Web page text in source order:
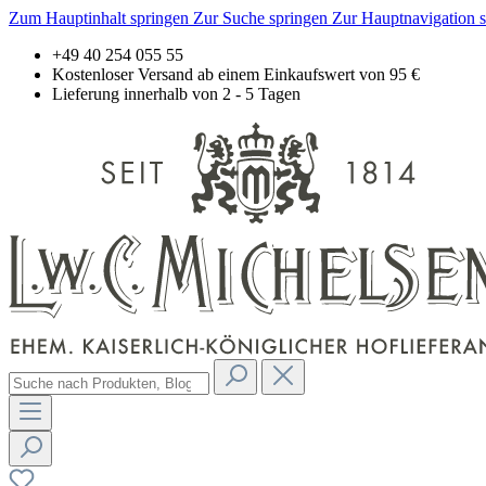
Zum Hauptinhalt springen Zur Suche springen Zur Hauptnavigation
+49 40 254 055 55
Kostenloser Versand ab einem Einkaufswert von 95 €
Lieferung innerhalb von 2 - 5 Tagen